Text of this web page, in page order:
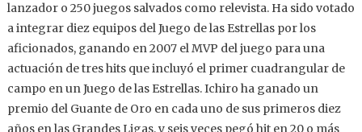
lanzador o 250 juegos salvados como relevista. Ha sido votado
a integrar diez equipos del Juego de las Estrellas por los
aficionados, ganando en 2007 el MVP del juego para una
actuación de tres hits que incluyó el primer cuadrangular de
campo en un Juego de las Estrellas. Ichiro ha ganado un
premio del Guante de Oro en cada uno de sus primeros diez
años en las Grandes Ligas, y seis veces pegó hit en 20 o más